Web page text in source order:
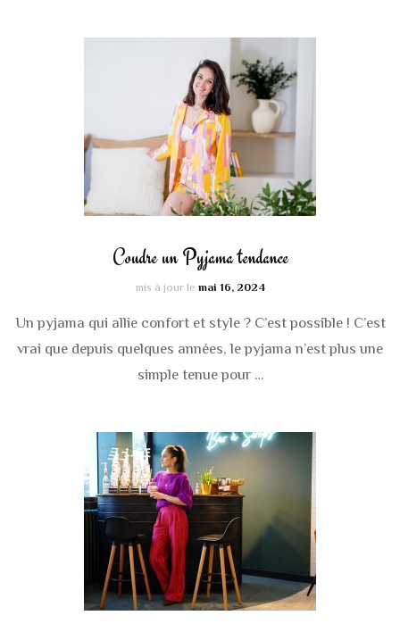
Coudre un Pyjama tendance
mis à jour le mai 16, 2024
Un pyjama qui allie confort et style ? C’est possible ! C’est
vrai que depuis quelques années, le pyjama n’est plus une
simple tenue pour …